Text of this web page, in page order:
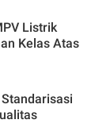
Listrik
Kelas Atas